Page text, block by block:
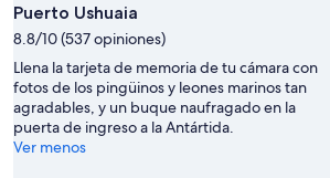
Puerto Ushuaia
8.8/10 (537 opiniones)
Llena la tarjeta de memoria de tu cámara con
fotos de los pingüinos y leones marinos tan
agradables, y un buque naufragado en la
puerta de ingreso a la Antártida.
Ver menos